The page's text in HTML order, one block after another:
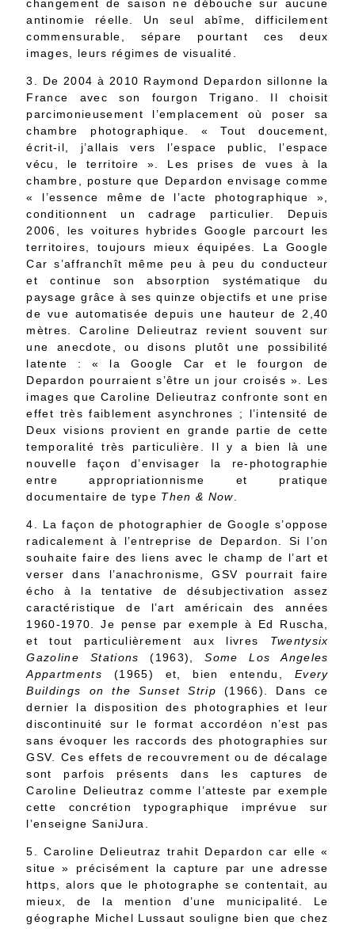
changement de saison ne débouche sur aucune
antinomie réelle. Un seul abîme, difficilement
commensurable, sépare pourtant ces deux
images, leurs régimes de visualité.
3. De 2004 à 2010 Raymond Depardon sillonne la
France avec son fourgon Trigano. Il choisit
parcimonieusement l’emplacement où poser sa
chambre photographique. « Tout doucement,
écrit-il, j’allais vers l’espace public, l’espace
vécu, le territoire ». Les prises de vues à la
chambre, posture que Depardon envisage comme
« l’essence même de l’acte photographique »,
conditionnent un cadrage particulier. Depuis
2006, les voitures hybrides Google parcourt les
territoires, toujours mieux équipées. La Google
Car s’affranchît même peu à peu du conducteur
et continue son absorption systématique du
paysage grâce à ses quinze objectifs et une prise
de vue automatisée depuis une hauteur de 2,40
mètres. Caroline Delieutraz revient souvent sur
une anecdote, ou disons plutôt une possibilité
latente : « la Google Car et le fourgon de
Depardon pourraient s’être un jour croisés ». Les
images que Caroline Delieutraz confronte sont en
effet très faiblement asynchrones ; l’intensité de
Deux visions provient en grande partie de cette
temporalité très particulière. Il y a bien là une
nouvelle façon d’envisager la re-photographie
entre appropriationnisme et pratique
documentaire de type Then & Now
4. La façon de photographier de Google s’oppose
radicalement à l’entreprise de Depardon. Si l’on
souhaite faire des liens avec le champ de l’art et
verser dans l’anachronisme, GSV pourrait faire
écho à la tentative de désubjectivation assez
caractéristique de l’art américain des années
1960-1970. Je pense par exemple à Ed Ruscha,
et tout particulièrement aux livres Twentysix
Gazoline Stations (1963),Some Los Angeles
Appartments (1965) et, bien entendu, Every
Buildings on the Sunset Strip (1966). Dans ce
dernier la disposition des photographies et leur
discontinuité sur le format accordéon n’est pas
sans évoquer les raccords des photographies sur
GSV. Ces effets de recouvrement ou de décalage
sont parfois présents dans les captures de
Caroline Delieutraz comme l’atteste par exemple
cette concrétion typographique imprévue sur
l’enseigne SaniJura.
5. Caroline Delieutraz trahit Depardon car elle «
situe » précisément la capture par une adresse
https, alors que le photographe se contentait, au
mieux, de la mention d’une municipalité. Le
géographe Michel Lussaut souligne bien que chez